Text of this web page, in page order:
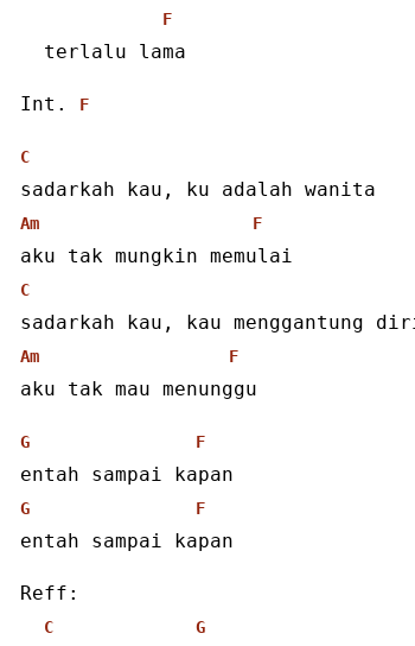
F
terlalu lama
Int. F
C
sadarkah kau, ku adalah wanita
Am F
aku tak mungkin memulai
C
sadarkah kau, kau menggantung
Am F
aku tak mau menunggu
G F
entah sampai kapan
G F
entah sampai kapan
Reff:
C G